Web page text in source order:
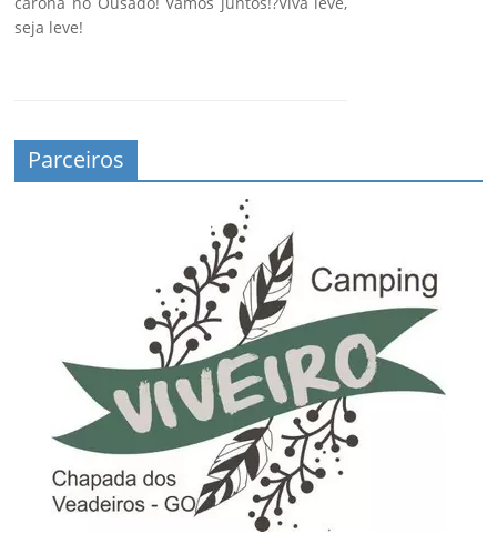
seja leve!
Parceiros